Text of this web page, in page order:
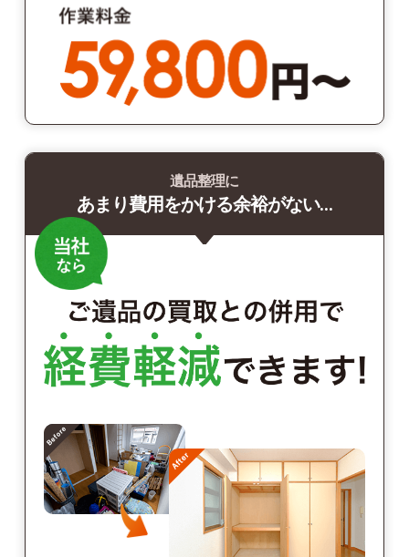
遺品整理に
あまり費用をかける余裕がない…